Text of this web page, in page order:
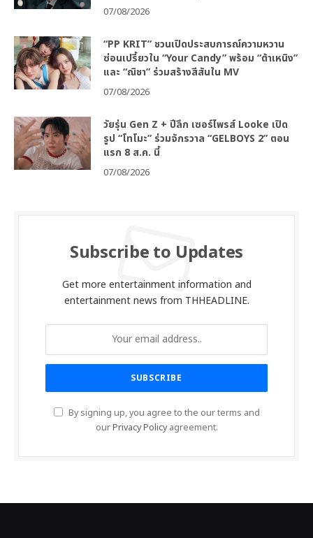
07/08/2026
“PP KRIT” ชวนเปิดประสบการณ์ความหวาน
ซ่อนเปรี้ยวใน “Your Candy” พร้อม “ต้าเหนิง”
และ “ณิชา” ร่วมสร้างสีสันใน MV
07/08/2026
วัยรุ่น Gen Z + ปีลึก เซอร์ไพรส์ Looke เปิด
รูป “โทโมะ” ร่วมจักรวาล “GELBOYS 2” ตอน
แรก 8 ส.ค. นี้
07/08/2026
Subscribe to Updates
Get more entertainment information and
entertainment news from THHEADLINE.
By signing up, you agree to the our terms and
ourPrivacy Policyagreement.